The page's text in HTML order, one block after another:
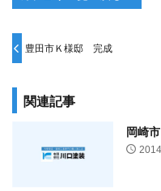
豊田市Ｋ様邸 完成
関連記事
岡崎